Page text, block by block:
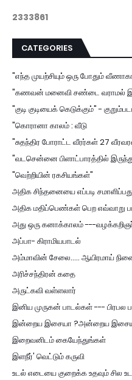
2333861
CATEGORIES
"எந்த முயற்சியும் ஒரு போதும்
"கணவன் மனைவி சண்டை வராமல்
"குடி குடியைக் கெடுக்கும்" -
"கொரானா காலம் : வீடு
"சுதந்திர போராட்ட வீரர்கள் 27
"வடசென்னை பிளாட்பாரத்தில்
"வெற்றியின் ரகசியங்கள்"
அதிக சிந்தனையை எப்படி
அதிக மதிப்பெண்கள் பெற எவ்வாறு
அது ஒரு கனாக்காலம் ---
அப்பா- கிராமியபாடல்
அம்மாவின் சேலை..... ஆயிரமாய்
அரிச்சந்திரன் கதை
அருட்கவி வள்ளலார்
இனிய முருகன் பாடல்கள் ---
இன்றைய இசையா ?அன்றைய
இறைவனிடம் கையேந்துங்கள்
இளநீர்' வெட்டும் கருவி
உடல் எடையை குறைக்க உதவும் சில